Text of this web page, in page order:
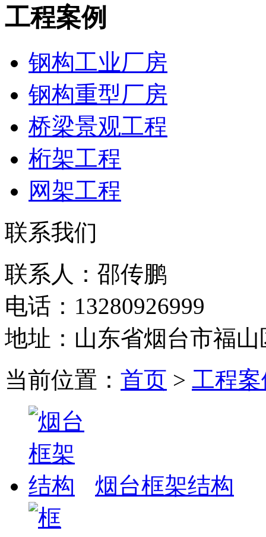
工程案例
钢构工业厂房
钢构重型厂房
桥梁景观工程
桁架工程
网架工程
联系我们
联系人：邵传鹏
电话：13280926999
地址：山东省烟台市福
当前位置： 首页 > 工程
烟台框架结构